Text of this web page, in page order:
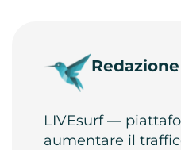
LIVEsurf —
aumentare il